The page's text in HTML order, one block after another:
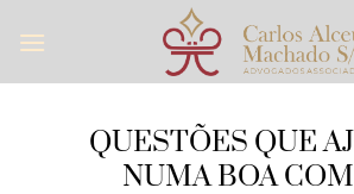
QUESTÕES QUE
NUMA BOA